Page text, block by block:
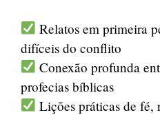
Relatos em primeira
difíceis do conflito
Conexão profunda
profecias bíblicas
Lições práticas de fé,